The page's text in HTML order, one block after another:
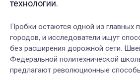
технологии.
Пробки остаются одной из главных
городов, и исследователи ищут
без расширения дорожной сети.
Федеральной политехнической
предлагают революционные